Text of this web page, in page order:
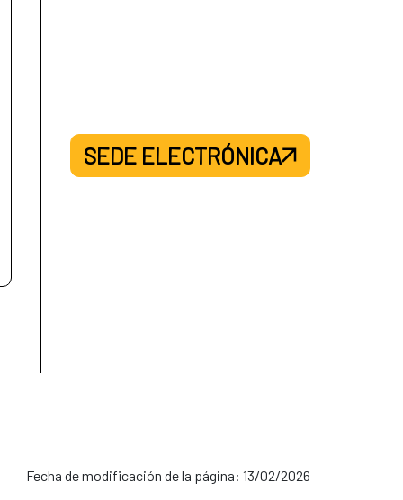
SEDE ELECTRÓNICA
Fecha de modificación de la página: 13/02/2026